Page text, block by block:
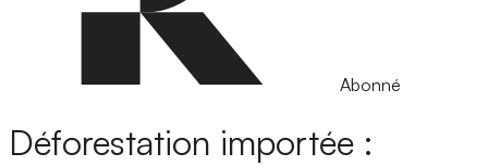
Abonné
Déforestation importée :